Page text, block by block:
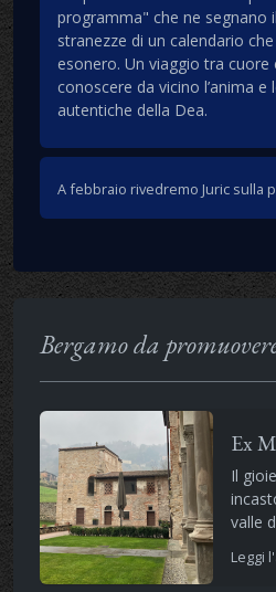
programma" che ne segnano
stranezze di un calendario
esonero. Un viaggio tra cuore
conoscere da vicino l’anima e
autentiche della Dea.
A febbraio rivedremo Juric sulla
Bergamo da
Ex
Il
valle
Leggi